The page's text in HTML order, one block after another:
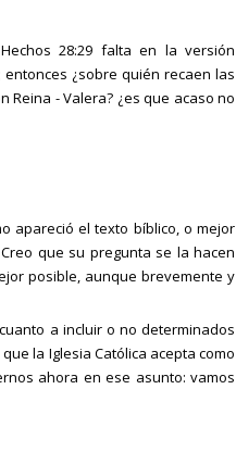
28:29 falta en la versión
¿sobre quién recaen las
Reina - Valera? ¿es que acaso no
apareció el texto bíblico, o mejor
que su pregunta se la hacen
posible, aunque brevemente y
a incluir o no determinados
la Iglesia Católica acepta como
ahora en ese asunto: vamos